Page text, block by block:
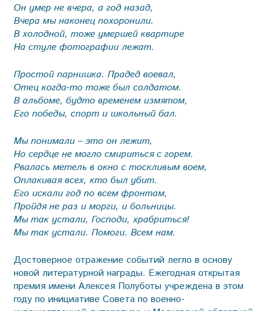
Он умер не вчера, а год назад,
Вчера мы наконец похоронили.
В холодной, тоже умершей квартире
На стуле фотографии лежат.
Простой парнишка. Прадед воевал,
Отец когда-то тоже был солдатом.
В альбоме, будто временем измятом,
Его победы, спорт и школьный бал.
Мы понимали – это он лежит,
Но сердце не могло смириться с горем.
Рвалась метель в окно с тоскливым воем,
Оплакивая всех, кто был убит.
Его искали год по всем фронтам,
Пройдя не раз и морги, и больницы.
Мы так устали, Господи, храбриться!
Мы так устали. Помоги. Всем нам.
Достоверное отражение событий легло в основу
новой литературной награды. Ежегодная открытая
премия имени Алексея Полуботы учреждена в этом
году по инициативе Совета по военно-